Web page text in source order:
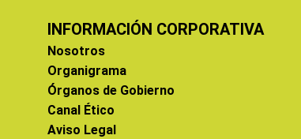
INFORMACIÓN CORPORATIVA
Nosotros
Organigrama
Órganos de Gobierno
Canal Ético
Aviso Legal